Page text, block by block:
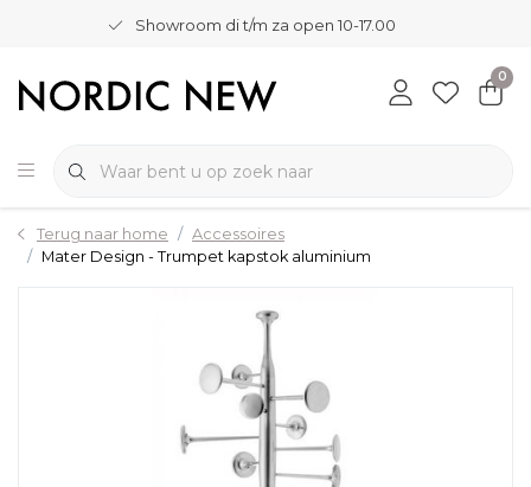
Showroom di t/m za open 10-17.00
0
Terug naar home
Accessoires
Mater Design - Trumpet kapstok aluminium